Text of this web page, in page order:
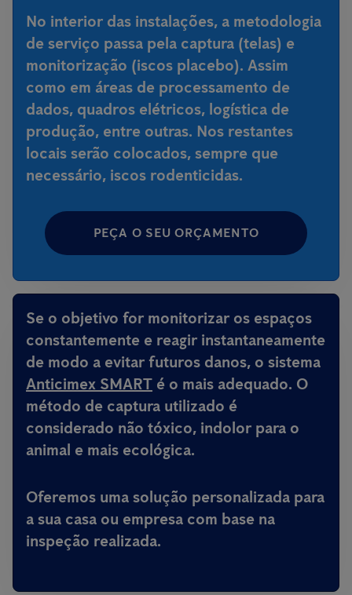
No interior das instalações, a metodologia
de serviço passa pela captura (telas) e
monitorização (iscos placebo). Assim
como em áreas de processamento de
dados, quadros elétricos, logística de
produção, entre outras. Nos restantes
locais serão colocados, sempre que
necessário, iscos rodenticidas.
PEÇA O SEU ORÇAMENTO
Se o objetivo for monitorizar os espaços
constantemente e reagir instantaneamente
de modo a evitar futuros danos, o sistema
Anticimex SMART é o mais adequado. O
método de captura utilizado é
considerado não tóxico, indolor para o
animal e mais ecológica.
Oferemos uma solução personalizada para
a sua casa ou empresa com base na
inspeção realizada.